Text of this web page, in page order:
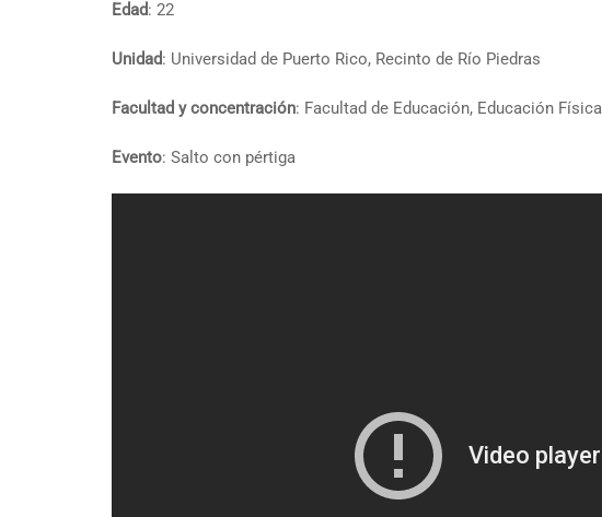
Edad: 22
Unidad: Universidad de Puerto Rico, Recinto de Río Piedras
Facultad y concentración: Facultad de Educación, Educación Física
Evento: Salto con pértiga